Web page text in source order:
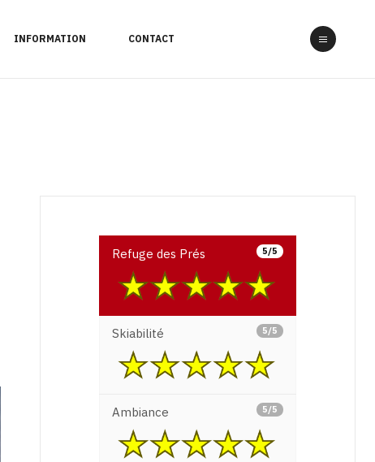
INFORMATION CONTACT
5/5
Refuge des Prés
5/5
Skiabilité
5/5
Ambiance